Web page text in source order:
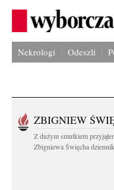
Nekrologi Odeszli
ZBIGNIEW
Z dużym smutkiem
Zbigniewa Święcha